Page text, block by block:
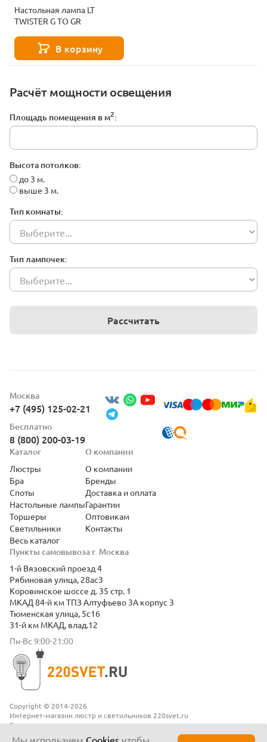
Расчёт мощности освещения
Площадь помещения в м2:
Высота потолков:
до 3 м.
выше 3 м.
Тип комнаты:
Тип лампочек:
Рассчитать
Настольная лампа LT
TWISTER G TO GR
В корзину
Copyright © 2014-2026
Интернет-магазин люстр и светильников 220svet.ru
Все права защищены
Москва
+7 (495) 125-02-21
Бесплатно
8 (800) 200-03-19
Пункты самовывоза г. Москва
1-й Вязовский проезд 4
Рябиновая улица, 28ас3
Коровинское шоссе д. 35 стр. 1
МКАД 84-й км ТПЗ Алтуфьево 3А корпус 3
Тюменская улица, 5с16
31-й км МКАД, влад.12
Пн-Вс 9:00-21:00
Каталог
Люстры
Бра
Споты
Настольные лампы
Торшеры
Светильники
Весь каталог
О компании
О компании
Бренды
Доставка и оплата
Гарантии
Оптовикам
Контакты
Мы используем Cookies чтобы